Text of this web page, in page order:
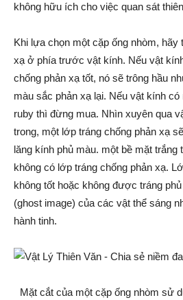
không hữu ích cho việc quan sát
Khi lựa chọn một cặp ống nhòm, hãy
xạ ở phía trước vật kính. Nếu vật
chống phản xạ tốt, nó sẽ trông hầu
màu sắc phản xạ lại. Nếu vật kính
ruby thì đừng mua. Nhìn xuyên qua
trong, một lớp tráng chống phản xạ
lăng kính phủ màu. một bề mặt trắng
không có lớp tráng chống phản xạ.
không tốt hoặc không được tráng phủ
(ghost image) của các vật thể sáng
hành tinh.
Mặt cắt của một cặp ống nhòm sử